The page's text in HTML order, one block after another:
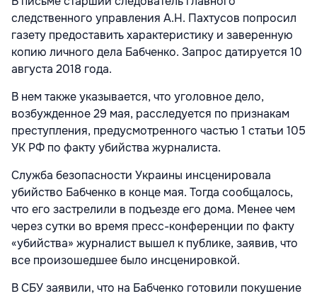
следственного управления А.Н. Пахтусов попросил
газету предоставить характеристику и заверенную
копию личного дела Бабченко. Запрос датируется 10
августа 2018 года.
В нем также указывается, что уголовное дело,
возбужденное 29 мая, расследуется по признакам
преступления, предусмотренного частью 1 статьи 105
УК РФ по факту убийства журналиста.
Служба безопасности Украины инсценировала
убийство Бабченко в конце мая. Тогда сообщалось,
что его застрелили в подъезде его дома. Менее чем
через сутки во время пресс-конференции по факту
«убийства» журналист вышел к публике, заявив, что
все произошедшее было инсценировкой.
В СБУ заявили, что на Бабченко готовили покушение